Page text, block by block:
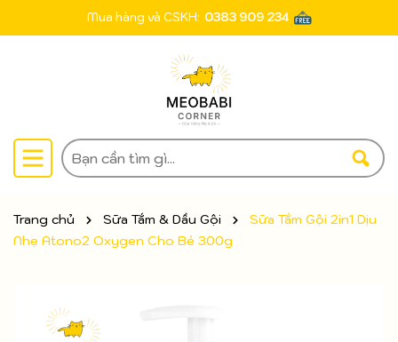
Mua hàng và CSKH: 0383 909 234
Trang chủ Sữa Tắm & Dầu Gội
Sữa Tắm Gội 2in1 Dịu
Nhẹ Atono2 Oxygen Cho Bé 300g